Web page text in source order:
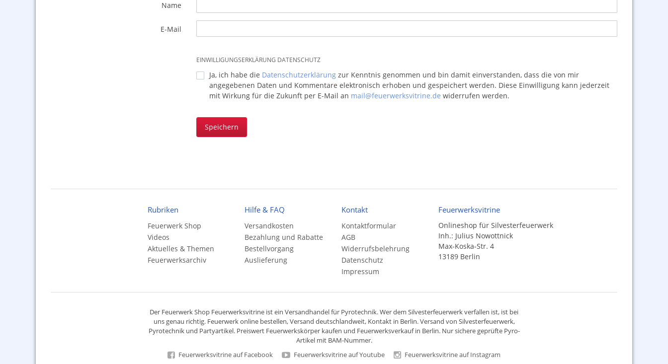
Name
E-Mail
EINWILLIGUNGSERKLÄRUNG DATENSCHUTZ
Ja, ich habe die Datenschutzerklärungzur Kenntnis genommen und bin damit einverstanden, dass die von mir
angegebenen Daten und Kommentare elektronisch erhoben und gespeichert werden. Diese Einwilligung kann jederzeit
mit Wirkung für die Zukunft per E-Mail an mail@feuerwerksvitrine.de widerrufen werden.
Speichern
Rubriken
Feuerwerk Shop
Videos
Aktuelles & Themen
Feuerwerksarchiv
Hilfe & FAQ
Versandkosten
Bezahlung und Rabatte
Bestellvorgang
Auslieferung
Kontakt
Kontaktformular
AGB
Widerrufsbelehrung
Datenschutz
Impressum
Feuerwerksvitrine
Onlineshop für Silvesterfeuerwerk
Inh.: Julius Nowottnick
Max-Koska-Str. 4
13189 Berlin
Der Feuerwerk Shop Feuerwerksvitrine ist ein Versandhandelfür Pyrotechnik. Wer dem Silvesterfeuerwerk verfallen ist, ist bei
uns genau richtig. Feuerwerk online bestellen,Versand deutschlandweit, Kontakt in Berlin. Versand von Silvesterfeuerwerk,
Pyrotechnikund Partyartikel. Preiswert Feuerwerkskörperkaufen und Feuerwerksverkauf in Berlin. Nur sichere geprüfte Pyro-
Artikel mit BAM-Nummer.
Feuerwerksvitrine auf Facebook
Feuerwerksvitrine auf Youtube Feuerwerksvitrine auf Instagram